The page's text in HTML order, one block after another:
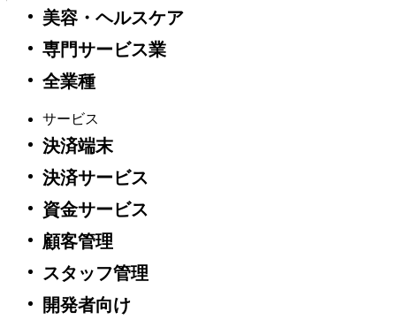
美容・ヘルスケア
専門サービス業
全業種
サービス
決済端末
決済サービス
資金サービス
顧客管理
スタッフ管理
開発者向け
有する弁護士にご相談ください。
general
一般利用規約
Square 加盟店およびウェブサイト訪問者の​ための​個人
情報保護方針​
法執行機関などの政府機関に関するリクエスト
Square AI規約
Square API 利用規約
Square購入者アカウント利用規約
ハードウェアに関する方針および制限付き保証
商業法人規約
追加的交通系電子マネー取扱規約
JCB取扱いに関する特約
反社会的勢力排除についての指針